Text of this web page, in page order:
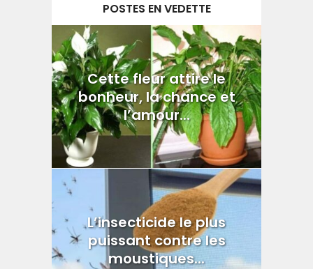
POSTES EN VEDETTE
Cette fleur attire le
bonheur, la chance et
l’amour...
L’insecticide le plus
puissant contre les
moustiques...